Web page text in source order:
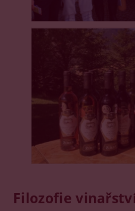
Filozofie